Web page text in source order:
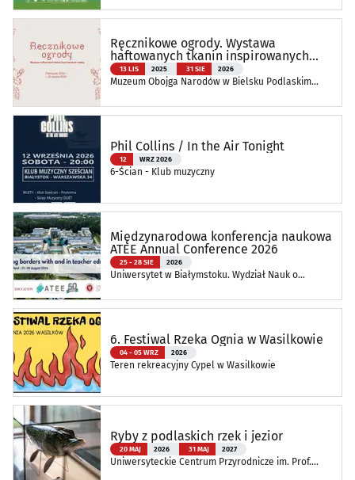
Ręcznikowe ogrody. Wystawa
haftowanych tkanin inspirowanych
naturą
13 LIS 2025 31 SIE 2026
Muzeum Obojga Narodów w Bielsku Podlaskim
Phil Collins / In the Air Tonight
12 WRZ 2026
6-Ścian - Klub muzyczny
Międzynarodowa konferencja naukowa
ATEE Annual Conference 2026
25 - 28 SIE 2026
Uniwersytet w Białymstoku. Wydział Nauk o
6. Festiwal Rzeka Ognia w Wasilkowie
04 - 05 WRZ 2026
Teren rekreacyjny Cypel w Wasilkowie
Ryby z podlaskich rzek i jezior
20 MAJ 2026 31 MAJ 2027
Uniwersyteckie Centrum Przyrodnicze im. Prof.